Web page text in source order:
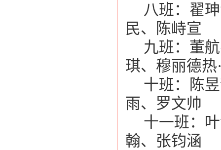
八班：翟
民、陈峙宣
九班：董
琪、穆丽德热
十班：陈
雨、罗文帅
十一班：
翰、张钧涵